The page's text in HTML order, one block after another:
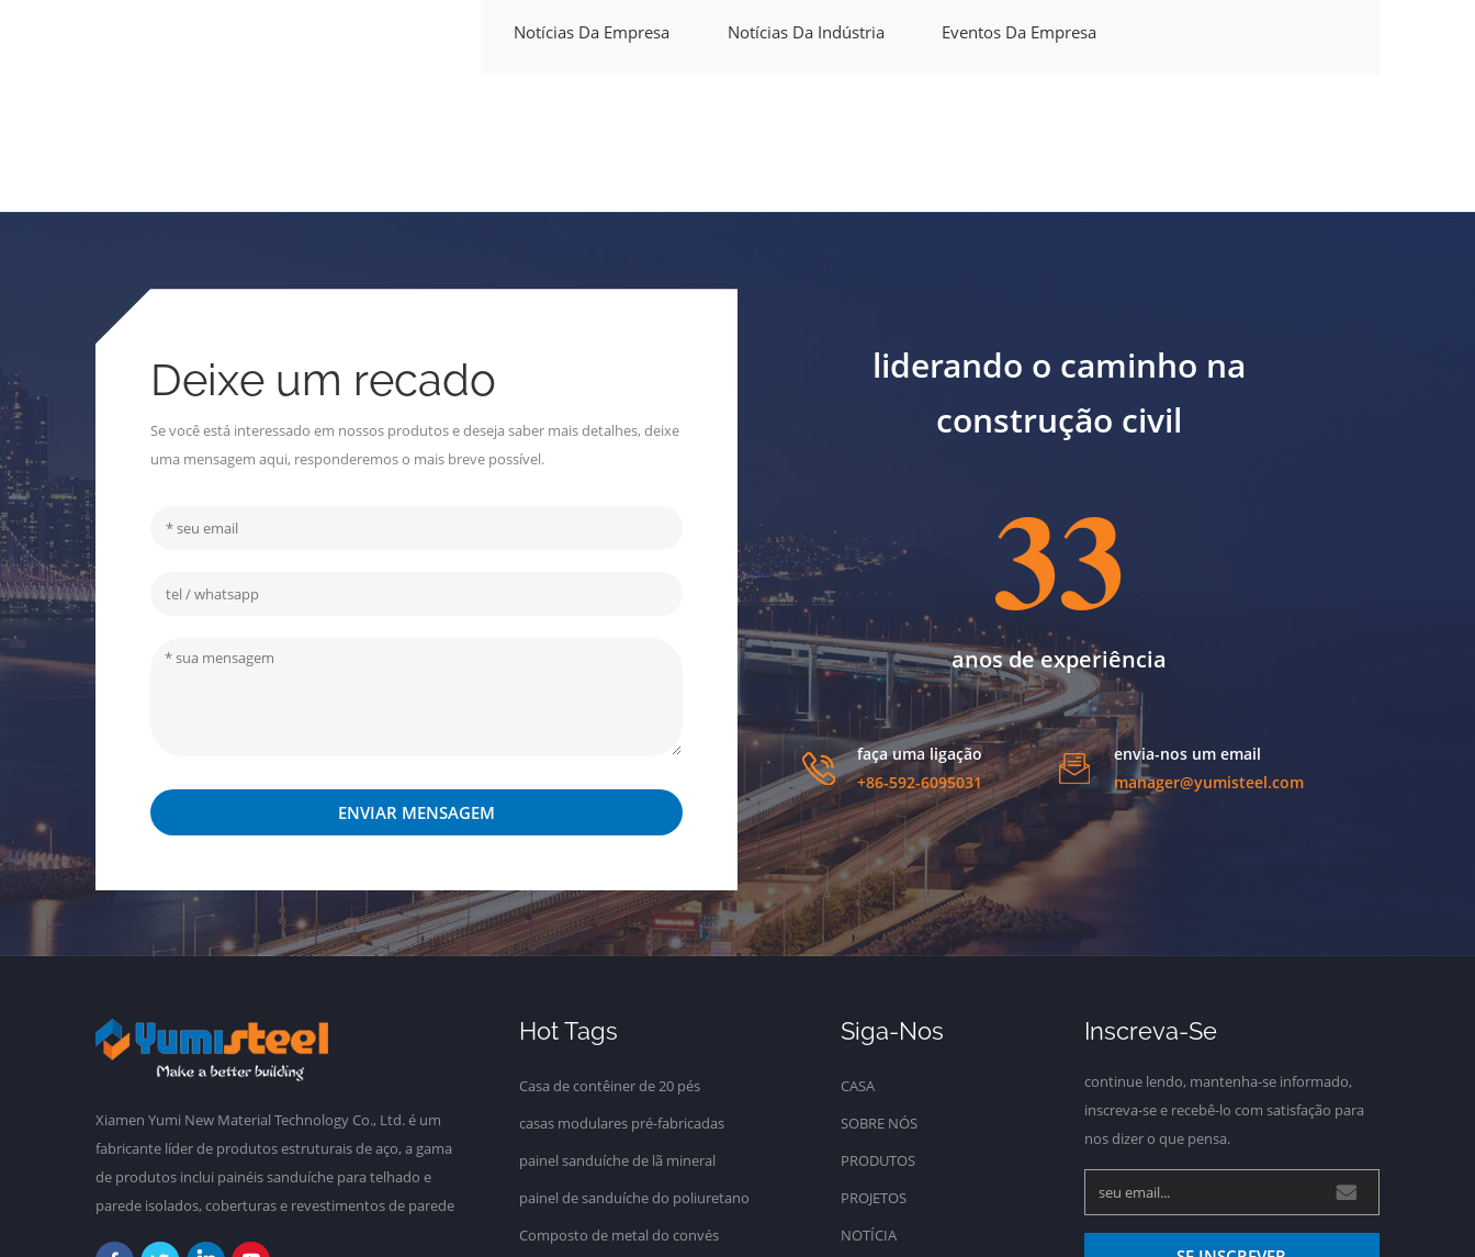
Notícias Da Empresa Notícias Da Indústria Eventos Da Empresa
Deixe um recado
Se você está interessado em nossos produtos e deseja saber mais detalhes, deixe
uma mensagem aqui, responderemos o mais breve possível.
ENVIAR MENSAGEM
liderando o caminho na
construção civil
33
anos de experiência
faça uma ligação
+86-592-6095031
envia-nos um email
manager@yumisteel.com
Xiamen Yumi New Material Technology Co., Ltd. é um
fabricante líder de produtos estruturais de aço, a gama
de produtos inclui painéis sanduíche para telhado e
parede isolados, coberturas e revestimentos de parede
Hot Tags
Casa de contêiner de 20 pés
casas modulares pré-fabricadas
painel sanduíche de lã mineral
painel de sanduíche do poliuretano
Composto de metal do convés
Siga-Nos
CASA
SOBRE NÓS
PRODUTOS
PROJETOS
NOTÍCIA
Inscreva-Se
continue lendo, mantenha-se informado,
inscreva-se e recebê-lo com satisfação para
nos dizer o que pensa.